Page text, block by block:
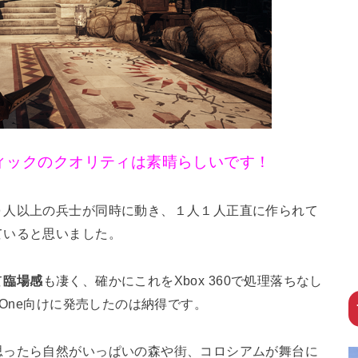
ックのクオリティは素晴らしいです！
以上の兵士が同時に動き、１人１人正直に作られて
ると思いました。
臨場感 も凄く、確かにこれをXbox 360で処理落ちなし
向けに発売したのは納得です。
たら自然がいっぱいの森や街、コロシアムが舞台に